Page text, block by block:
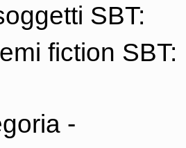
SBT:
fiction SBT:
-